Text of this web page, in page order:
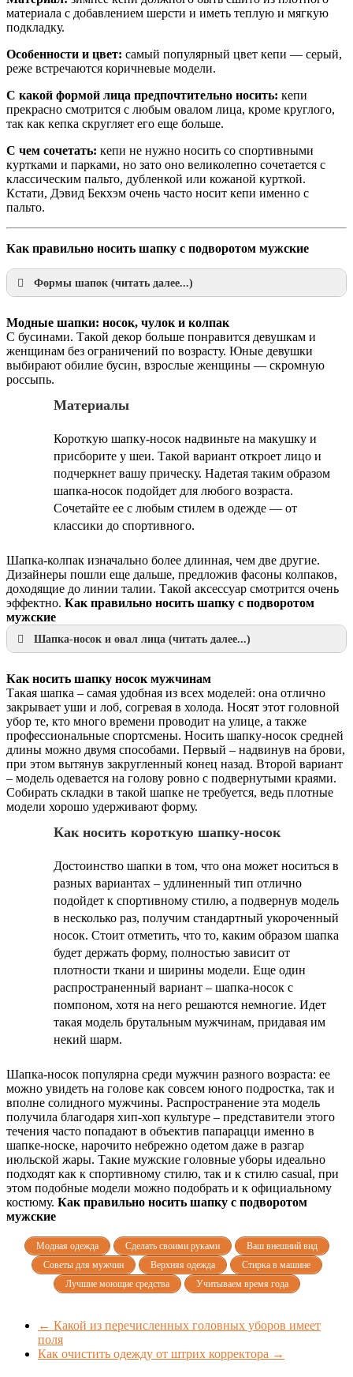
материала с добавлением шерсти и иметь теплую и мягкую
подкладку.
Особенности и цвет: самый популярный цвет кепи — серый,
реже встречаются коричневые модели.
С какой формой лица предпочтительно носить: кепи
прекрасно смотрится с любым овалом лица, кроме круглого,
так как кепка скругляет его еще больше.
С чем сочетать: кепи не нужно носить со спортивными
куртками и парками, но зато оно великолепно сочетается с
классическим пальто, дубленкой или кожаной курткой.
Кстати, Дэвид Бекхэм очень часто носит кепи именно с
пальто.
Как правильно носить шапку с подворотом мужские
Формы шапок (читать далее...)
Модные шапки: носок, чулок и колпак
С бусинами. Такой декор больше понравится девушкам и
женщинам без ограничений по возрасту. Юные девушки
выбирают обилие бусин, взрослые женщины — скромную
россыпь.
Материалы
Короткую шапку-носок надвиньте на макушку и
присборите у шеи. Такой вариант откроет лицо и
подчеркнет вашу прическу. Надетая таким образом
шапка-носок подойдет для любого возраста.
Сочетайте ее с любым стилем в одежде — от
классики до спортивного.
Шапка-колпак изначально более длинная, чем две другие.
Дизайнеры пошли еще дальше, предложив фасоны колпаков,
доходящие до линии талии. Такой аксессуар смотрится очень
эффектно. Как правильно носить шапку с подворотом
мужские
Шапка-носок и овал лица (читать далее...)
Как носить шапку носок мужчинам
Такая шапка – самая удобная из всех моделей: она отлично
закрывает уши и лоб, согревая в холода. Носят этот головной
убор те, кто много времени проводит на улице, а также
профессиональные спортсмены. Носить шапку-носок средней
длины можно двумя способами. Первый – надвинув на брови,
при этом вытянув закругленный конец назад. Второй вариант
– модель одевается на голову ровно с подвернутыми краями.
Собирать складки в такой шапке не требуется, ведь плотные
модели хорошо удерживают форму.
Как носить короткую шапку-носок
Достоинство шапки в том, что она может носиться в
разных вариантах – удлиненный тип отлично
подойдет к спортивному стилю, а подвернув модель
в несколько раз, получим стандартный укороченный
носок. Стоит отметить, что то, каким образом шапка
будет держать форму, полностью зависит от
плотности ткани и ширины модели. Еще один
распространенный вариант – шапка-носок с
помпоном, хотя на него решаются немногие. Идет
такая модель брутальным мужчинам, придавая им
некий шарм.
Шапка-носок популярна среди мужчин разного возраста: ее
можно увидеть на голове как совсем юного подростка, так и
вполне солидного мужчины. Распространение эта модель
получила благодаря хип-хоп культуре – представители этого
течения часто попадают в объектив папарацци именно в
шапке-носке, нарочито небрежно одетом даже в разгар
июльской жары. Такие мужские головные уборы идеально
подходят как к спортивному стилю, так и к стилю casual, при
этом подобные модели можно подобрать и к официальному
костюму. Как правильно носить шапку с подворотом
мужские
Модная одежда Сделать своими руками
Ваш внешний вид
Советы для мужчин
Верхняя одежда
Стирка в машине
Лучшие моющие средства
Учитываем время года
← Какой из перечисленных головных уборов имеет
поля
Как очистить одежду от штрих корректора →